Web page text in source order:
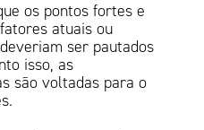
os pontos fortes e
atuais ou
ser pautados
isso, as
são voltadas para o